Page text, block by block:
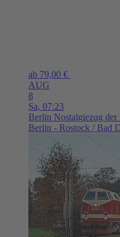
ab 79,00 €
AUG
8
Sa, 07:23
Berlin Nostalgiezug
Berlin - Rostock / Bad